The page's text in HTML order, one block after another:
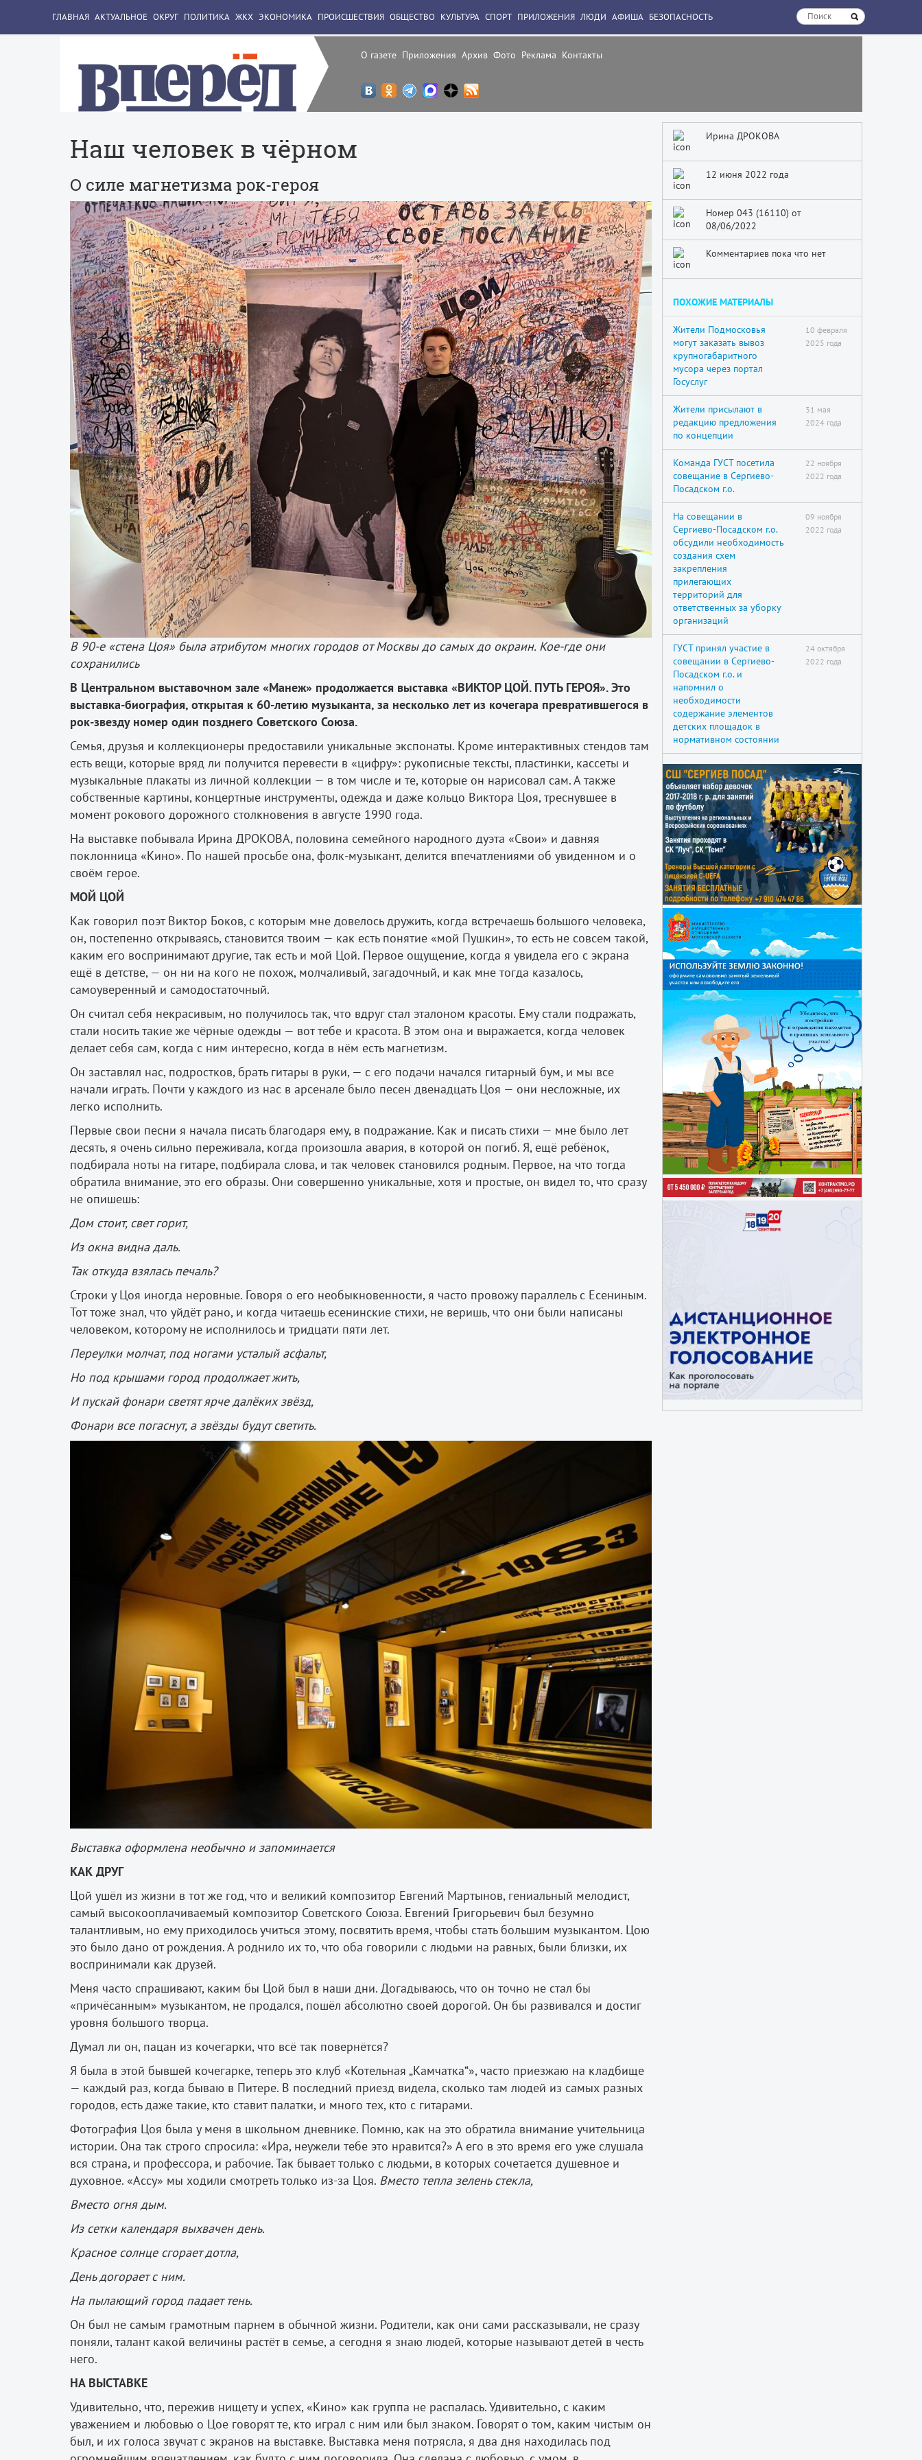
О газете Приложения Архив Фото Реклама Контакты
ГЛАВНАЯ АКТУАЛЬНОЕ ОКРУГ ПОЛИТИКА ЖКХ ЭКОНОМИКА ПРОИСШЕСТВИЯ ОБЩЕСТВО КУЛЬТУРА СПОРТ ПРИЛОЖЕНИЯ ЛЮДИ АФИША БЕЗОПАСНОСТЬ
Наш человек в чёрном
О силе магнетизма рок-героя
В 90-е «стена Цоя» была атрибутом многих городов от Москвы до самых до окраин. Кое-где они
сохранились
В Центральном выставочном зале «Манеж» продолжается выставка «ВИКТОР ЦОЙ. ПУТЬ ГЕРОЯ». Это
выставка-биография, открытая к 60-летию музыканта, за несколько лет из кочегара превратившегося в
рок-звезду номер один позднего Советского Союза.
Семья, друзья и коллекционеры предоставили уникальные экспонаты. Кроме интерактивных стендов там
есть вещи, которые вряд ли получится перевести в «цифру»: рукописные тексты, пластинки, кассеты и
музыкальные плакаты из личной коллекции — в том числе и те, которые он нарисовал сам. А также
собственные картины, концертные инструменты, одежда и даже кольцо Виктора Цоя, треснувшее в
момент рокового дорожного столкновения в августе 1990 года.
На выставке побывала Ирина ДРОКОВА, половина семейного народного дуэта «Свои» и давняя
поклонница «Кино». По нашей просьбе она, фолк-музыкант, делится впечатлениями об увиденном и о
своём герое.
МОЙ ЦОЙ
Как говорил поэт Виктор Боков, с которым мне довелось дружить, когда встречаешь большого человека,
он, постепенно открываясь, становится твоим — как есть понятие «мой Пушкин», то есть не совсем такой,
каким его воспринимают другие, так есть и мой Цой. Первое ощущение, когда я увидела его с экрана
ещё в детстве, — он ни на кого не похож, молчаливый, загадочный, и как мне тогда казалось,
самоуверенный и самодостаточный.
Он считал себя некрасивым, но получилось так, что вдруг стал эталоном красоты. Ему стали подражать,
стали носить такие же чёрные одежды — вот тебе и красота. В этом она и выражается, когда человек
делает себя сам, когда с ним интересно, когда в нём есть магнетизм.
Он заставлял нас, подростков, брать гитары в руки, — с его подачи начался гитарный бум, и мы все
начали играть. Почти у каждого из нас в арсенале было песен двенадцать Цоя — они несложные, их
легко исполнить.
Первые свои песни я начала писать благодаря ему, в подражание. Как и писать стихи — мне было лет
десять, я очень сильно переживала, когда произошла авария, в которой он погиб. Я, ещё ребёнок,
подбирала ноты на гитаре, подбирала слова, и так человек становился родным. Первое, на что тогда
обратила внимание, это его образы. Они совершенно уникальные, хотя и простые, он видел то, что сразу
не опишешь:
Дом стоит, свет горит,
Из окна видна даль.
Так откуда взялась печаль?
Строки у Цоя иногда неровные. Говоря о его необыкновенности, я часто провожу параллель с Есениным.
Тот тоже знал, что уйдёт рано, и когда читаешь есенинские стихи, не веришь, что они были написаны
человеком, которому не исполнилось и тридцати пяти лет.
Переулки молчат, под ногами усталый асфальт,
Но под крышами город продолжает жить,
И пускай фонари светят ярче далёких звёзд,
Фонари все погаснут, а звёзды будут светить.
Выставка оформлена необычно и запоминается
КАК ДРУГ
Цой ушёл из жизни в тот же год, что и великий композитор Евгений Мартынов, гениальный мелодист,
самый высокооплачиваемый композитор Советского Союза. Евгений Григорьевич был безумно
талантливым, но ему приходилось учиться этому, посвятить время, чтобы стать большим музыкантом. Цою
это было дано от рождения. А роднило их то, что оба говорили с людьми на равных, были близки, их
воспринимали как друзей.
Меня часто спрашивают, каким бы Цой был в наши дни. Догадываюсь, что он точно не стал бы
«причёсанным» музыкантом, не продался, пошёл абсолютно своей дорогой. Он бы развивался и достиг
уровня большого творца.
Думал ли он, пацан из кочегарки, что всё так повернётся?
Я была в этой бывшей кочегарке, теперь это клуб «Котельная „Камчатка“», часто приезжаю на кладбище
— каждый раз, когда бываю в Питере. В последний приезд видела, сколько там людей из самых разных
городов, есть даже такие, кто ставит палатки, и много тех, кто с гитарами.
Фотография Цоя была у меня в школьном дневнике. Помню, как на это обратила внимание учительница
истории. Она так строго спросила: «Ира, неужели тебе это нравится?» А его в это время его уже слушала
вся страна, и профессора, и рабочие. Так бывает только с людьми, в которых сочетается душевное и
духовное. «Ассу» мы ходили смотреть только из-за Цоя. Вместо тепла зелень стекла,
Вместо огня дым.
Из сетки календаря выхвачен день.
Красное солнце сгорает дотла,
День догорает с ним.
На пылающий город падает тень.
Он был не самым грамотным парнем в обычной жизни. Родители, как они сами рассказывали, не сразу
поняли, талант какой величины растёт в семье, а сегодня я знаю людей, которые называют детей в честь
него.
НА ВЫСТАВКЕ
Удивительно, что, пережив нищету и успех, «Кино» как группа не распалась. Удивительно, с каким
уважением и любовью о Цое говорят те, кто играл с ним или был знаком. Говорят о том, каким чистым он
был, и их голоса звучат с экранов на выставке. Выставка меня потрясла, я два дня находилась под
Ирина ДРОКОВА
12 июня 2022 года
Номер 043 (16110) от
08/06/2022
Комментариев пока что нет
ПОХОЖИЕ МАТЕРИАЛЫ
Жители Подмосковья
могут заказать вывоз
крупногабаритного
мусора через портал
Госуслуг
10 февраля
2025 года
Жители присылают в
редакцию предложения
по концепции
31 мая
2024 года
Команда ГУСТ посетила
совещание в Сергиево-
Посадском г.о.
22 ноября
2022 года
На совещании в
Сергиево-Посадском г.о.
обсудили необходимость
создания схем
закрепления
прилегающих
территорий для
ответственных за уборку
организаций
09 ноября
2022 года
ГУСТ принял участие в
совещании в Сергиево-
Посадском г.о. и
напомнил о
необходимости
содержание элементов
детских площадок в
нормативном состоянии
24 октября
2022 года